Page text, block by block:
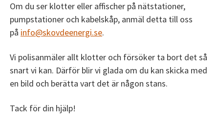
Om du ser klotter eller affischer på nätstationer,
pumpstationer och kabelskåp, anmäl detta till oss
på info@skovdeenergi.se.
Vi polisanmäler allt klotter och försöker ta bort det så
snart vi kan. Därför blir vi glada om du kan skicka med
en bild och berätta vart det är någon stans.
Tack för din hjälp!